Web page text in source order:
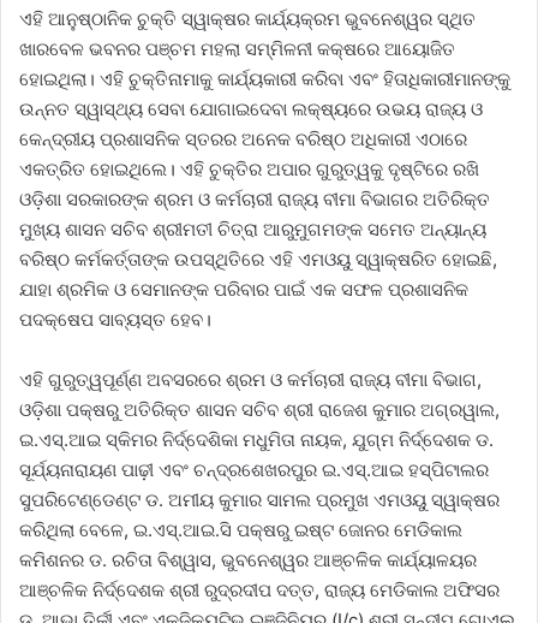
ଏହି ଆନୁଷ୍ଠାନିକ ଚୁକ୍ତି ସ୍ୱାକ୍ଷର କାର୍ଯ୍ୟକ୍ରମ ଭୁବନେଶ୍ୱର ସ୍ଥିତ
ଖାରବେଳ ଭବନର ପଞ୍ଚମ ମହଲା ସମ୍ମିଳନୀ କକ୍ଷରେ ଆୟୋଜିତ
ହୋଇଥିଲା। ଏହି ଚୁକ୍ତିନାମାକୁ କାର୍ଯ୍ୟକାରୀ କରିବା ଏବଂ ହିତାଧିକାରୀମାନଙ୍କୁ
ଉନ୍ନତ ସ୍ୱାସ୍ଥ୍ୟ ସେବା ଯୋଗାଇଦେବା ଲକ୍ଷ୍ୟରେ ଉଭୟ ରାଜ୍ୟ ଓ
କେନ୍ଦ୍ରୀୟ ପ୍ରଶାସନିକ ସ୍ତରର ଅନେକ ବରିଷ୍ଠ ଅଧିକାରୀ ଏଠାରେ
ଏକତ୍ରିତ ହୋଇଥିଲେ। ଏହି ଚୁକ୍ତିର ଅପାର ଗୁରୁତ୍ୱକୁ ଦୃଷ୍ଟିରେ ରଖି
ଓଡ଼ିଶା ସରକାରଙ୍କ ଶ୍ରମ ଓ କର୍ମଚାରୀ ରାଜ୍ୟ ବୀମା ବିଭାଗର ଅତିରିକ୍ତ
ମୁଖ୍ୟ ଶାସନ ସଚିବ ଶ୍ରୀମତୀ ଚିତ୍ରା ଆରୁମୁଗମଙ୍କ ସମେତ ଅନ୍ୟାନ୍ୟ
ବରିଷ୍ଠ କର୍ମକର୍ତ୍ତାଙ୍କ ଉପସ୍ଥିତିରେ ଏହି ଏମଓୟୁ ସ୍ୱାକ୍ଷରିତ ହୋଇଛି,
ଯାହା ଶ୍ରମିକ ଓ ସେମାନଙ୍କ ପରିବାର ପାଇଁ ଏକ ସଫଳ ପ୍ରଶାସନିକ
ପଦକ୍ଷେପ ସାବ୍ୟସ୍ତ ହେବ।
ଏହି ଗୁରୁତ୍ୱପୂର୍ଣ୍ଣ ଅବସରରେ ଶ୍ରମ ଓ କର୍ମଚାରୀ ରାଜ୍ୟ ବୀମା ବିଭାଗ,
ଓଡ଼ିଶା ପକ୍ଷରୁ ଅତିରିକ୍ତ ଶାସନ ସଚିବ ଶ୍ରୀ ରାଜେଶ କୁମାର ଅଗ୍ରୱାଲ,
ଇ.ଏସ୍.ଆଇ ସ୍କିମର ନିର୍ଦ୍ଦେଶିକା ମଧୁମିତା ନାୟକ, ଯୁଗ୍ମ ନିର୍ଦ୍ଦେଶକ ଡ.
ସୂର୍ଯ୍ୟନାରାୟଣ ପାଢ଼ୀ ଏବଂ ଚନ୍ଦ୍ରଶେଖରପୁର ଇ.ଏସ୍.ଆଇ ହସ୍ପିଟାଲର
ସୁପରିଟେଣ୍ଡେଣ୍ଟ ଡ. ଅମୀୟ କୁମାର ସାମଲ ପ୍ରମୁଖ ଏମଓୟୁ ସ୍ୱାକ୍ଷର
କରିଥିଲା ବେଳେ, ଇ.ଏସ୍.ଆଇ.ସି ପକ୍ଷରୁ ଇଷ୍ଟ ଜୋନର ମେଡିକାଲ
କମିଶନର ଡ. ରଚିତା ବିଶ୍ୱାସ, ଭୁବନେଶ୍ୱର ଆଞ୍ଚଳିକ କାର୍ଯ୍ୟାଳୟର
ଆଞ୍ଚଳିକ ନିର୍ଦ୍ଦେଶକ ଶ୍ରୀ ରୁଦ୍ରଦୀପ ଦତ୍ତ, ରାଜ୍ୟ ମେଡିକାଲ ଅଫିସର